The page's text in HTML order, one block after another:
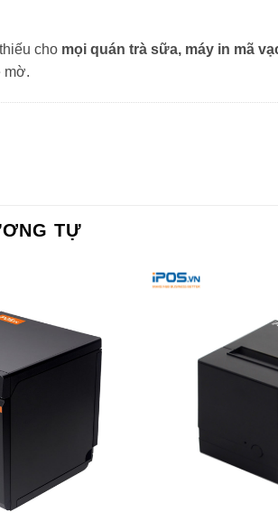
cho mọi quán trà sữa, máy in mã
mờ.
TỰ